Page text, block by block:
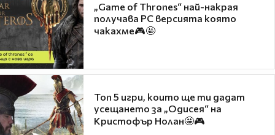
„Game of Thrones“ най-накрая
получава PC версията която
чакахме🎮🤩
Топ 5 игри, които ще ти дадат
усещането за „Одисея“ на
Кристофър Нолан🤩🎮